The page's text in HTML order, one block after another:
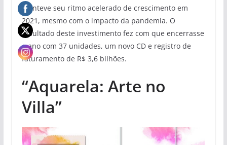
manteve seu ritmo acelerado de crescimento em
2021, mesmo com o impacto da pandemia. O
resultado deste investimento fez com que encerrasse
o ano com 37 unidades, um novo CD e registro de
faturamento de R$ 3,6 bilhões.
“Aquarela: Arte no
Villa”